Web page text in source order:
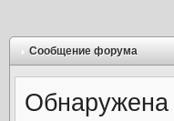
Сообщение форума